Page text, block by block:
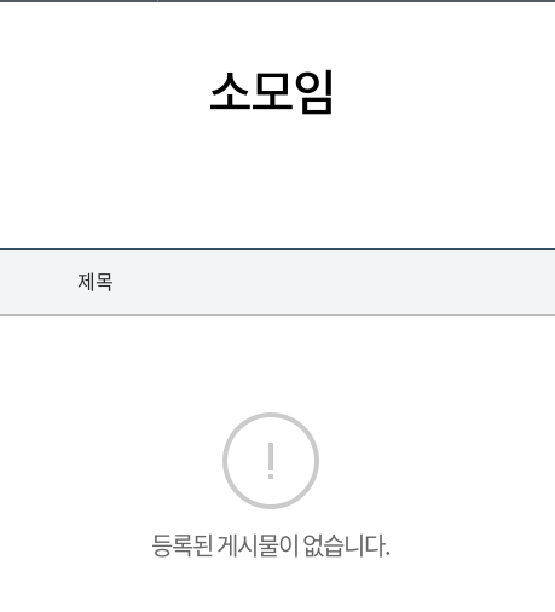
소모임
제목
등록된 게시물이 없습니다.